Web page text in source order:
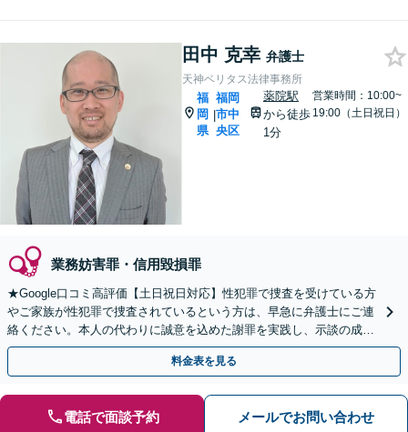
田中 克幸 弁護士
天神ベリタス法律事務所
福
岡
県
|
福岡
市中
央区
薬院駅
から徒歩
1分
営業時間：10:00~
19:00（土日祝日）
業務妨害罪・信用毀損罪
★Google口コミ高評価【土日祝日対応】性犯罪で捜査を受けている方
やご家族が性犯罪で捜査されているという方は、早急に弁護士にご連
絡ください。本人の代わりに誠意を込めた謝罪を実践し、示談の成立
と不起訴を目指します。
料金表を見る
電話で面談予約 メールでお問い合わせ